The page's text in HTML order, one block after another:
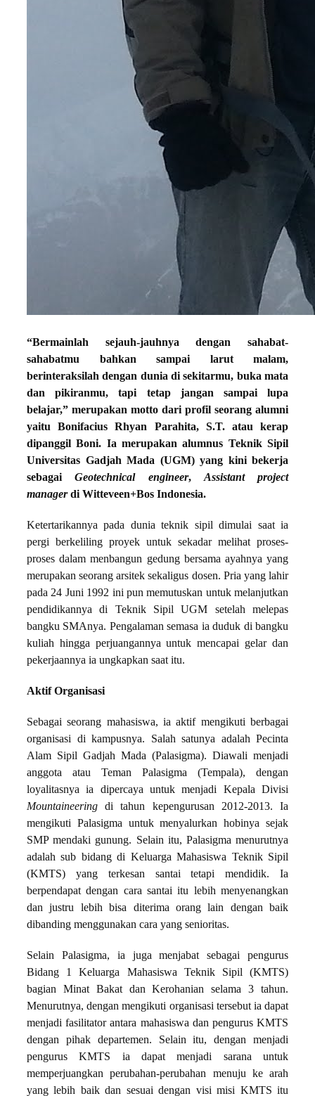
“Bermainlah sejauh-jauhnya dengan sahabat-
sahabatmu bahkan sampai larut malam,
berinteraksilah dengan dunia di sekitarmu, buka mata
dan pikiranmu, tapi tetap jangan sampai lupa
belajar,” merupakan motto dari profil seorang alumni
yaitu Bonifacius Rhyan Parahita, S.T. atau kerap
dipanggil Boni. Ia merupakan alumnus Teknik Sipil
Universitas Gadjah Mada (UGM) yang kini bekerja
sebagaiGeotechnical engineer,Assistant project
managerdi Witteveen+Bos Indonesia.
Ketertarikannya pada dunia teknik sipil dimulai saat ia
pergi berkeliling proyek untuk sekadar melihat proses-
proses dalam menbangun gedung bersama ayahnya yang
merupakan seorang arsitek sekaligus dosen. Pria yang lahir
pada 24 Juni 1992 ini pun memutuskan untuk melanjutkan
pendidikannya di Teknik Sipil UGM setelah melepas
bangku SMAnya. Pengalaman semasa ia duduk di bangku
kuliah hingga perjuangannya untuk mencapai gelar dan
pekerjaannya ia ungkapkan saat itu.
Aktif Organisasi
Sebagai seorang mahasiswa, ia aktif mengikuti berbagai
organisasi di kampusnya. Salah satunya adalah Pecinta
Alam Sipil Gadjah Mada (Palasigma). Diawali menjadi
anggota atau Teman Palasigma (Tempala), dengan
loyalitasnya ia dipercaya untuk menjadi Kepala Divisi
Mountaineering di tahun kepengurusan 2012-2013. Ia
mengikuti Palasigma untuk menyalurkan hobinya sejak
SMP mendaki gunung. Selain itu, Palasigma menurutnya
adalah sub bidang di Keluarga Mahasiswa Teknik Sipil
(KMTS) yang terkesan santai tetapi mendidik. Ia
berpendapat dengan cara santai itu lebih menyenangkan
dan justru lebih bisa diterima orang lain dengan baik
dibanding menggunakan cara yang senioritas.
Selain Palasigma, ia juga menjabat sebagai pengurus
Bidang 1 Keluarga Mahasiswa Teknik Sipil (KMTS)
bagian Minat Bakat dan Kerohanian selama 3 tahun.
Menurutnya, dengan mengikuti organisasi tersebut ia dapat
menjadi fasilitator antara mahasiswa dan pengurus KMTS
dengan pihak departemen. Selain itu, dengan menjadi
pengurus KMTS ia dapat menjadi sarana untuk
memperjuangkan perubahan-perubahan menuju ke arah
yang lebih baik dan sesuai dengan visi misi KMTS itu